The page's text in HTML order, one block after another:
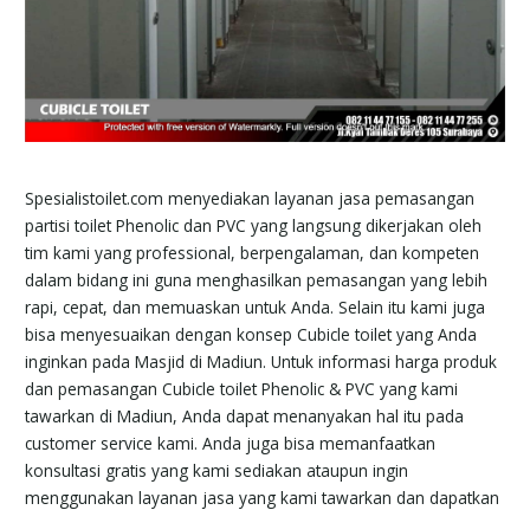
Spesialistoilet.com menyediakan layanan jasa pemasangan
partisi toilet Phenolic dan PVC yang langsung dikerjakan oleh
tim kami yang professional, berpengalaman, dan kompeten
dalam bidang ini guna menghasilkan pemasangan yang lebih
rapi, cepat, dan memuaskan untuk Anda. Selain itu kami juga
bisa menyesuaikan dengan konsep Cubicle toilet yang Anda
inginkan pada Masjid di Madiun. Untuk informasi harga produk
dan pemasangan Cubicle toilet Phenolic & PVC yang kami
tawarkan di Madiun, Anda dapat menanyakan hal itu pada
customer service kami. Anda juga bisa memanfaatkan
konsultasi gratis yang kami sediakan ataupun ingin
menggunakan layanan jasa yang kami tawarkan dan dapatkan